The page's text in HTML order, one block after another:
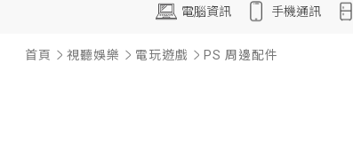
電腦資訊 手機通訊
首頁 視聽娛樂 電玩遊戲 PS 周邊配件